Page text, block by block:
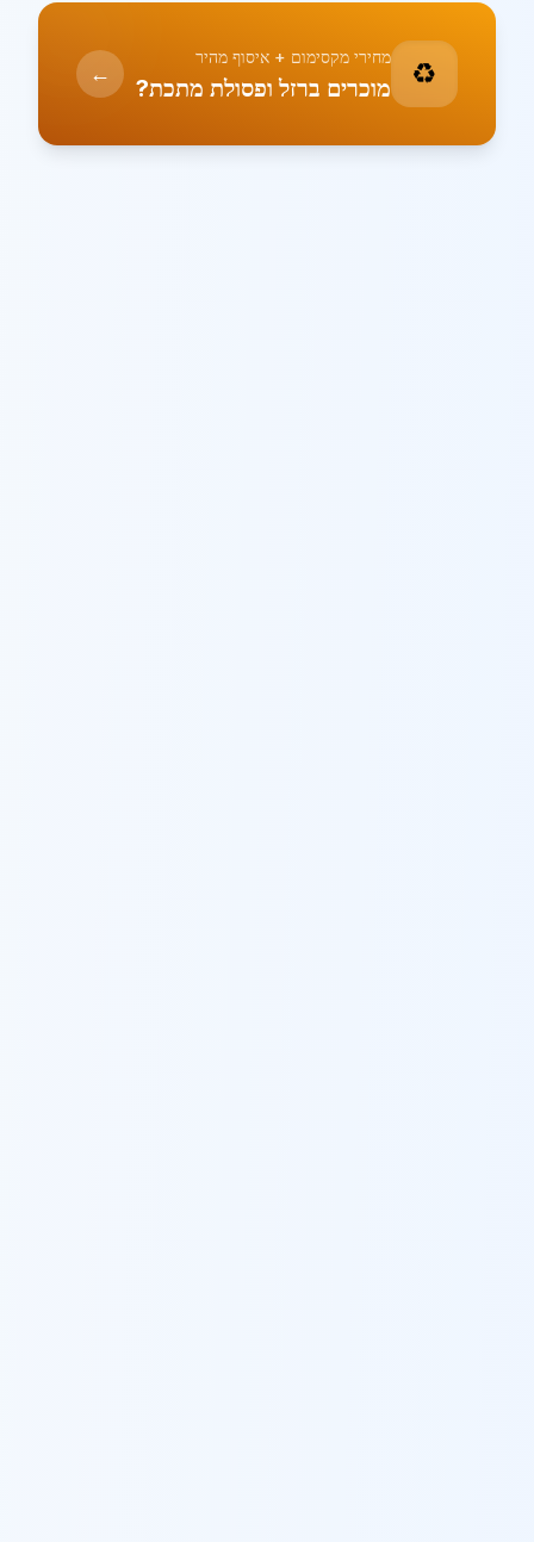
♻️ מחירי מקסימום + איסוף מהיר
מוכרים ברזל ופסולת מתכת? ←